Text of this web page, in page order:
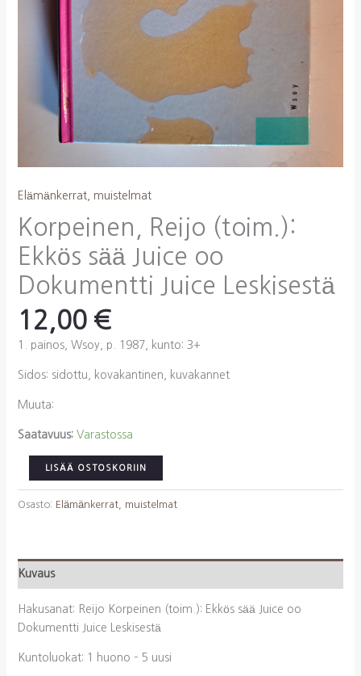
Elämänkerrat, muistelmat
Korpeinen, Reijo (toim.):
Ekkös sää Juice oo
Dokumentti Juice Leskisestä
12,00 €
1. painos, Wsoy, p. 1987, kunto: 3+
Sidos: sidottu, kovakantinen, kuvakannet
Muuta:
Saatavuus: Varastossa
Korpeinen,
Reijo
(toim.):
oo
Juice
Leskisestä
LISÄÄ OSTOSKORIIN
Osasto: Elämänkerrat, muistelmat
Kuvaus
Hakusanat: Reijo Korpeinen (toim.): Ekkös sää Juice oo
Dokumentti Juice Leskisestä
Kuntoluokat: 1 huono – 5 uusi